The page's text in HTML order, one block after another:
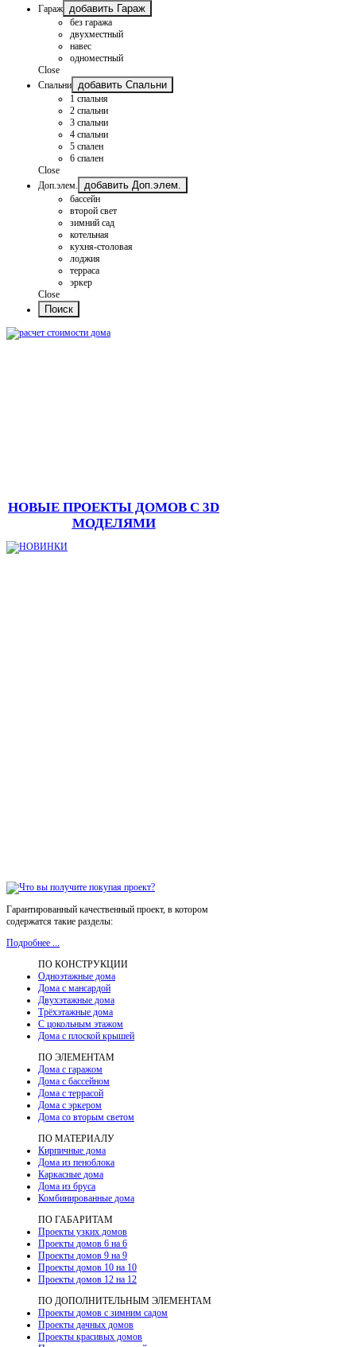
Гараж
добавить Гараж
без гаража
двухместный
навес
одноместный
Close
Спальни
добавить Спальни
1 спальня
2 спальни
3 спальни
4 спальни
5 спален
6 спален
Close
Доп.элем.
добавить Доп.элем.
бассейн
второй свет
зимний сад
котельная
кухня-столовая
лоджия
терраса
эркер
Close
НОВЫЕ ПРОЕКТЫ ДОМОВ С 3D
МОДЕЛЯМИ
Гарантированный качественный проект, в котором
содержатся такие разделы:
Подробнее ...
ПО КОНСТРУКЦИИ
Одноэтажные дома
Дома с мансардой
Двухэтажные дома
Трёхэтажные дома
С цокольным этажом
Дома с плоской крышей
ПО ЭЛЕМЕНТАМ
Дома с гаражом
Дома с бассейном
Дома с террасой
Дома с эркером
Дома со вторым светом
ПО МАТЕРИАЛУ
Кирпичные дома
Дома из пеноблока
Каркасные дома
Дома из бруса
Комбинированные дома
ПО ГАБАРИТАМ
Проекты узких домов
Проекты домов 6 на 6
Проекты домов 9 на 9
Проекты домов 10 на 10
Проекты домов 12 на 12
ПО ДОПОЛНИТЕЛЬНЫМ ЭЛЕМЕНТАМ
Проекты домов с зимним садом
Проекты дачных домов
Проекты красивых домов